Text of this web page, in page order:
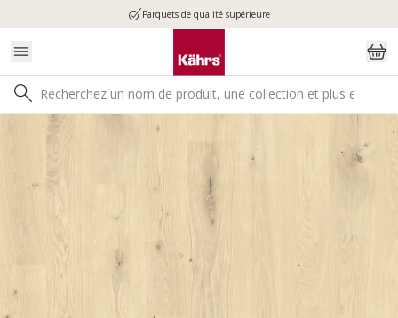
Parquets de qualité supérieure